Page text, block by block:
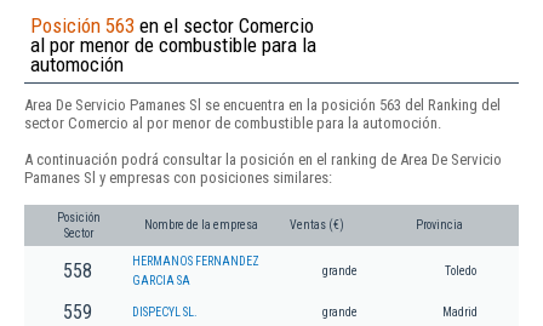
Posición 563 en el sector Comercio
al por menor de combustible para la
automoción
Area De Servicio Pamanes Sl se encuentra en la posición 563 del Ranking del
sector Comercio al por menor de combustible para la automoción.
A continuación podrá consultar la posición en el ranking de Area De Servicio
Pamanes Sl y empresas con posiciones similares:
Posición
Sector
Nombre de la empresa Ventas (€) Provincia
558
HERMANOS FERNANDEZ
GARCIA SA
grande Toledo
559 DISPECYL SL. grande Madrid